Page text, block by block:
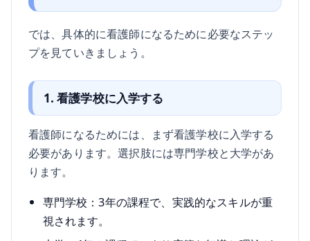
では、具体的に看護師になるために必要なステッ
プを見ていきましょう。
1. 看護学校に入学する
看護師になるためには、まず看護学校に入学する
必要があります。選択肢には専門学校と大学があ
ります。
専門学校：3年の課程で、実践的なスキルが重
視されます。